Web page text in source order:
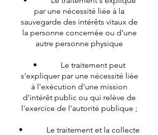
par une nécessité liée à la
sauvegarde des intérêts vitaux de
la personne concernée ou d'une
autre personne physique
• Le traitement peut
s'expliquer par une nécessité liée
à l'exécution d'une mission
d'intérêt public ou qui relève de
l'exercice de l'autorité publique ;
• Le traitement et la collecte